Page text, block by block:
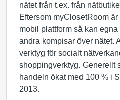
nätet från t.ex. från
Eftersom myClosetRoom
mobil plattform så kan
andra kompisar över nätet.
verktyg för socialt
shoppingverktyg. Generellt
handeln ökat med 100 % i
2013.